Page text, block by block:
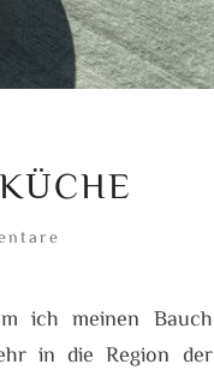
ich meinen Bauch
in die Region der